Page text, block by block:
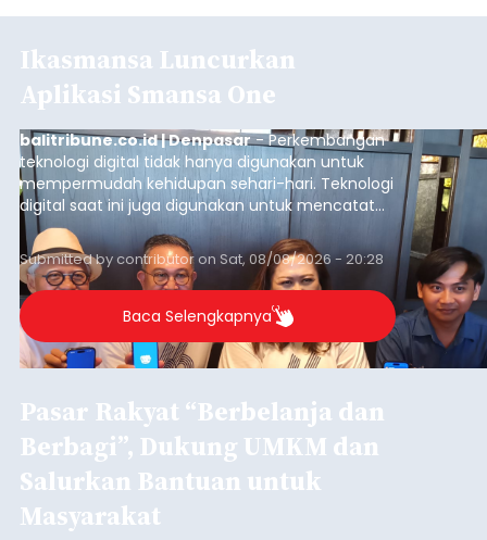
Ikasmansa Luncurkan
Aplikasi Smansa One
balitribune.co.id | Denpasar- Perkembangan
teknologi digital tidak hanya digunakan untuk
mempermudah kehidupan sehari-hari. Teknologi
digital saat ini juga digunakan untuk mencatat
dan mengelola data base alumni dari suatu
sekolah, salah satunya adalah alumni SMA 1
Denpasar.
Submitted bycontributoron Sat, 08/08/2026 - 20:28
Baca Selengkapnya
Pasar Rakyat “Berbelanja dan
Berbagi”, Dukung UMKM dan
Salurkan Bantuan untuk
Masyarakat